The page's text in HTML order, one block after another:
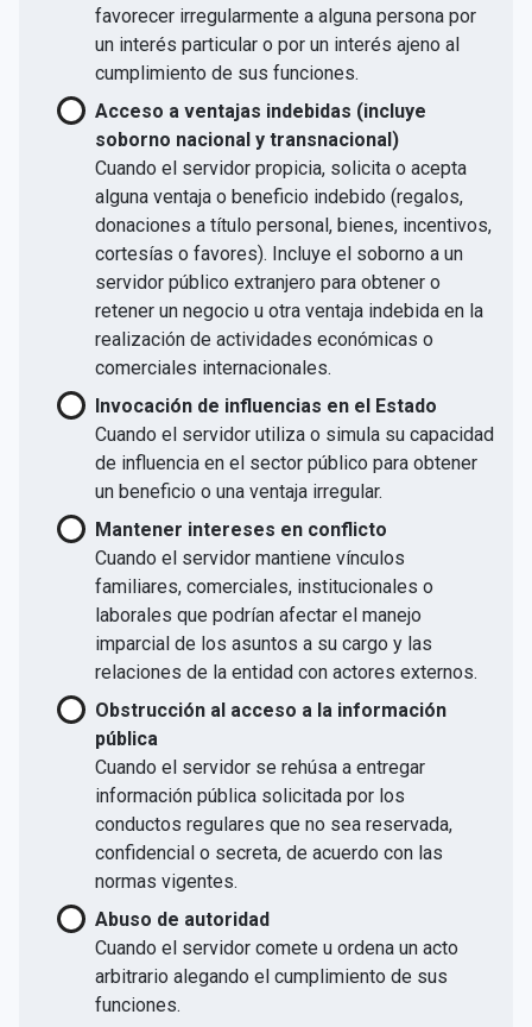
favorecer irregularmente a alguna persona por
un interés particular o por un interés ajeno al
cumplimiento de sus funciones.
Acceso a ventajas indebidas (incluye
soborno nacional y transnacional)
Cuando el servidor propicia, solicita o acepta
alguna ventaja o beneficio indebido (regalos,
donaciones a título personal, bienes, incentivos,
cortesías o favores). Incluye el soborno a un
servidor público extranjero para obtener o
retener un negocio u otra ventaja indebida en la
realización de actividades económicas o
comerciales internacionales.
Invocación de influencias en el Estado
Cuando el servidor utiliza o simula su capacidad
de influencia en el sector público para obtener
un beneficio o una ventaja irregular.
Mantener intereses en conflicto
Cuando el servidor mantiene vínculos
familiares, comerciales, institucionales o
laborales que podrían afectar el manejo
imparcial de los asuntos a su cargo y las
relaciones de la entidad con actores externos.
Obstrucción al acceso a la información
pública
Cuando el servidor se rehúsa a entregar
información pública solicitada por los
conductos regulares que no sea reservada,
confidencial o secreta, de acuerdo con las
normas vigentes.
Abuso de autoridad
Cuando el servidor comete u ordena un acto
arbitrario alegando el cumplimiento de sus
funciones.